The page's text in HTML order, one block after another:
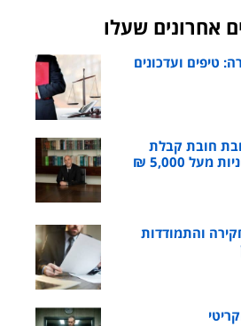
אחרונים שעלו
טיפים ועדכונים
חובת קבלת
מספר הקצאה לחשבוניות מעל 5,000 ₪
והתמודדות